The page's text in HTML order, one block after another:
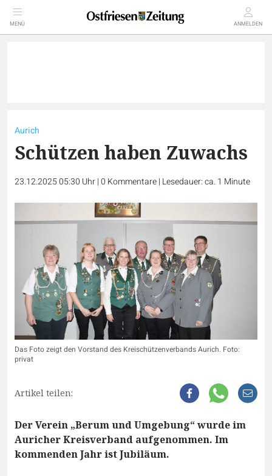
MENÜ ANMELDEN
Aurich
Schützen haben Zuwachs
23.12.2025 05:30 Uhr|0 Kommentare| Lesedauer: ca. 1 Minute
Das Foto zeigt den Vorstand des Kreischützenverbands Aurich. Foto:
privat
Artikel teilen:
Der Verein „Berum und Umgebung“ wurde im
Auricher Kreisverband aufgenommen. Im
kommenden Jahr ist Jubiläum.